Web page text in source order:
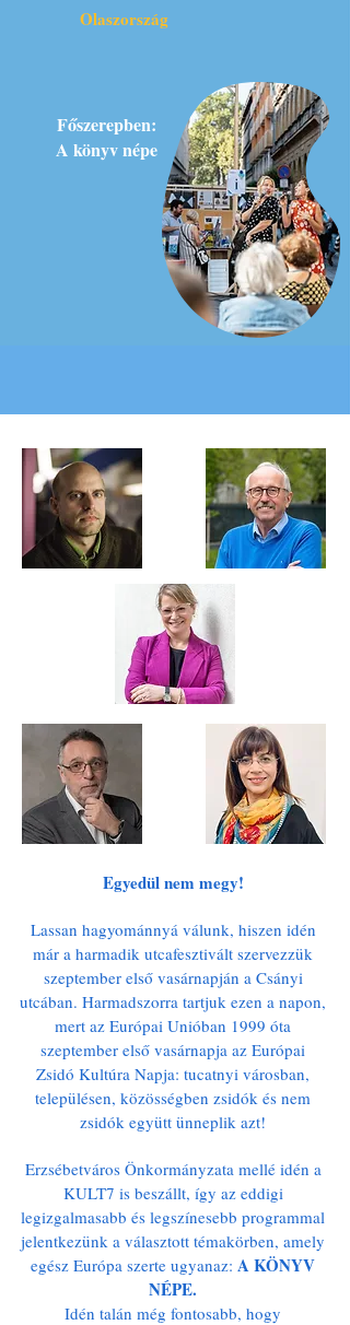
Főszerepben:
A könyvnépe
Olaszország
Egyedül nem megy!
Lassan hagyománnyá válunk, hiszen idén
már a harmadik utcafesztivált szervezzük
szeptember első vasárnapján a Csányi
utcában. Harmadszorra tartjuk ezen a napon,
mert az Európai Unióban 1999 óta
szeptember első vasárnapja az Európai
Zsidó Kultúra Napja: tucatnyi városban,
településen, közösségben zsidók és nem
zsidók együtt ünneplik azt!
Erzsébetváros Önkormányzata mellé idén a
KULT7 is beszállt, így az eddigi
legizgalmasabb és legszínesebb programmal
jelentkezünk a választott témakörben, amely
egész Európa szerte ugyanaz: A KÖNYV
NÉPE.
Idén talán még fontosabb, hogy